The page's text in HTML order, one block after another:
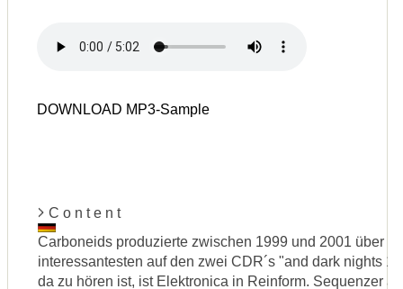
DOWNLOAD MP3-Sample
C o n t e n t
Carboneids produzierte zwischen 1999 und 2001 über
interessantesten auf den zwei CDR´s "and dark nights
da zu hören ist, ist Elektronica in Reinform. Sequenzer